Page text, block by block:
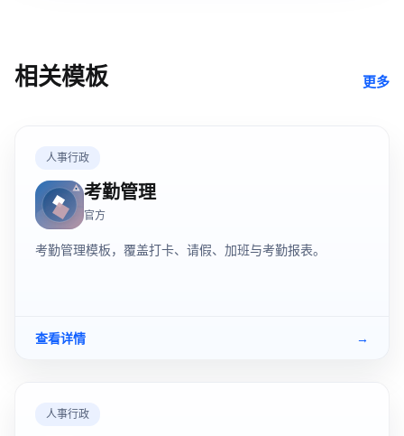
相关模板 更多
人事行政
考勤管理
官方
考勤管理模板，覆盖打卡、请假、加班与考勤报表。
查看详情 →
人事行政